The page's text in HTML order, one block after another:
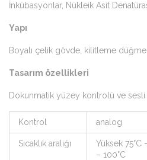
İnkübasyonlar, Nükleik Asit
Yapı
Boyalı çelik gövde, kilitleme
Tasarım özellikleri
Dokunmatik yüzey kontrolü ve
Kontrol analog
Sıcaklık aralığı
Yüksek 75°C
– 100°C